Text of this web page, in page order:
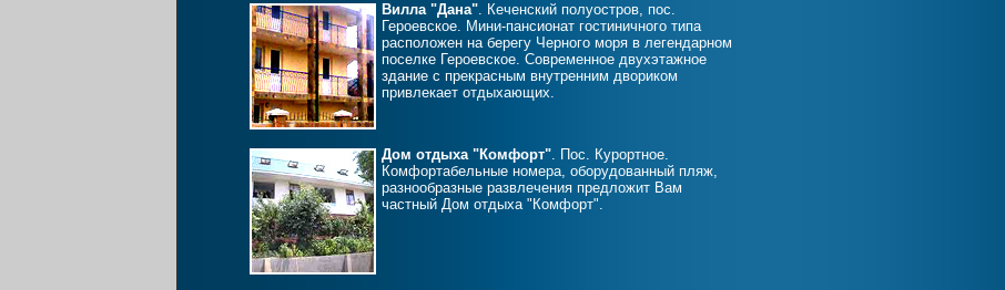
Вилла "Дана". Кеченский полуостров, пос.
Героевское. Мини-пансионат гостиничного типа
расположен на берегу Черного моря в легендарном
поселке Героевское. Современное двухэтажное
здание с прекрасным внутренним двориком
привлекает отдыхающих.
Дом отдыха "Комфорт". Пос. Курортное.
Комфортабельные номера, оборудованный пляж,
разнообразные развлечения предложит Вам
частный Дом отдыха "Комфорт".